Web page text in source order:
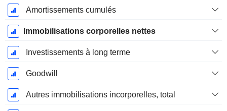
Amortissements cumulés
Immobilisations corporelles nettes
Investissements à long terme
Goodwill
Autres immobilisations incorporelles, total